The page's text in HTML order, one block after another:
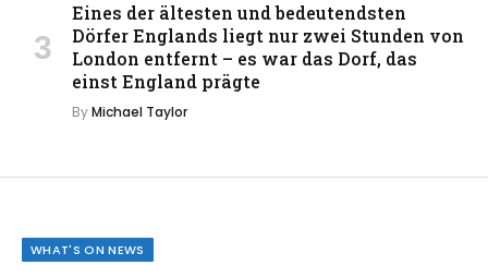
Eines der ältesten und bedeutendsten
Dörfer Englands liegt nur zwei Stunden von
London entfernt – es war das Dorf, das
einst England prägte
ByMichael Taylor
WHAT'S ON NEWS